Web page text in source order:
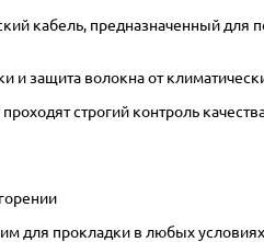
кабель, предназначенный для
защита волокна от
строгий контроль
для прокладки в любых условиях